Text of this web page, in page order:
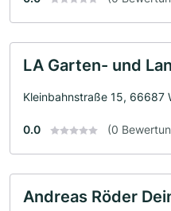
LA Garten- und
Kleinbahnstraße 15, 66687
0.0 (0
Andreas Röder